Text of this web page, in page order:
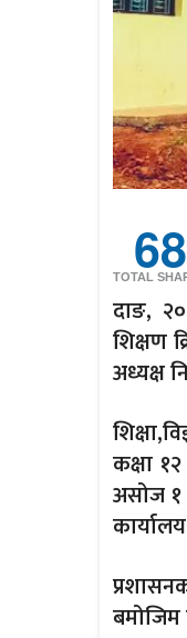
68
TOTAL
दाङ,
शिक्षण
अध्यक्ष
कक्षा
असोज १
बमोजिम